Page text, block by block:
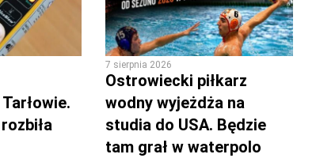
7 sierpnia 2026
Ostrowiecki piłkarz
wodny wyjeżdża na
studia do USA. Będzie
tam grał w waterpolo